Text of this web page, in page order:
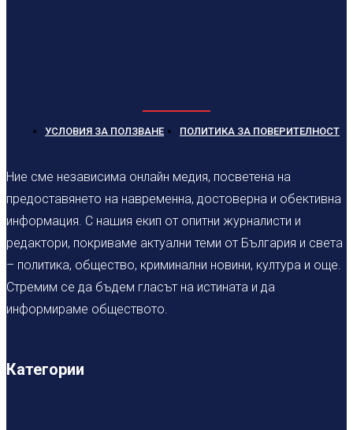
УСЛОВИЯ ЗА ПОЛЗВАНЕ ПОЛИТИКА ЗА ПОВЕРИТЕЛНОСТ
Ние сме независима онлайн медия, посветена на
предоставянето на навременна, достоверна и обективна
информация. С нашия екип от опитни журналисти и
редактори, покриваме актуални теми от България и света
– политика, общество, криминални новини, култура и още.
Стремим се да бъдем гласът на истината и да
информираме обществото.
Категории